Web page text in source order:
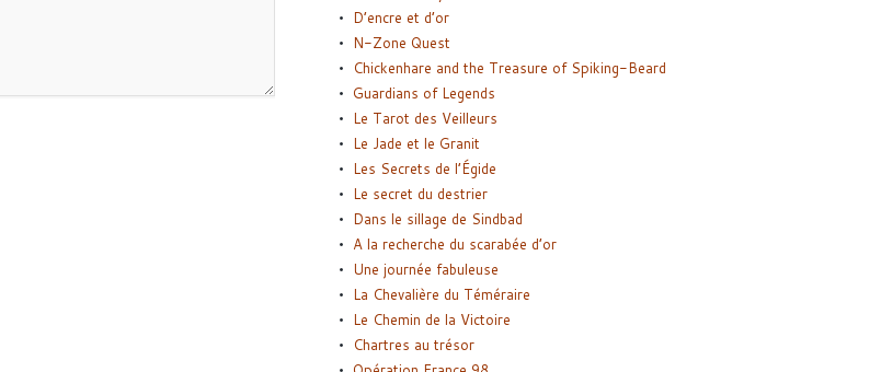
D’encre et d’or
N-Zone Quest
Chickenhare and the Treasure of Spiking-Beard
Guardians of Legends
Le Tarot des Veilleurs
Le Jade et le Granit
Les Secrets de l’Égide
Le secret du destrier
Dans le sillage de Sindbad
A la recherche du scarabée d’or
Une journée fabuleuse
La Chevalière du Téméraire
Le Chemin de la Victoire
Chartres au trésor